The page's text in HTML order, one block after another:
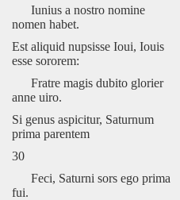
Iunius a nostro nomine
nomen habet.
Est aliquid nupsisse Ioui, Iouis
esse sororem:
Fratre magis dubito glorier
anne uiro.
Si genus aspicitur, Saturnum
prima parentem
30
Feci, Saturni sors ego prima
fui.